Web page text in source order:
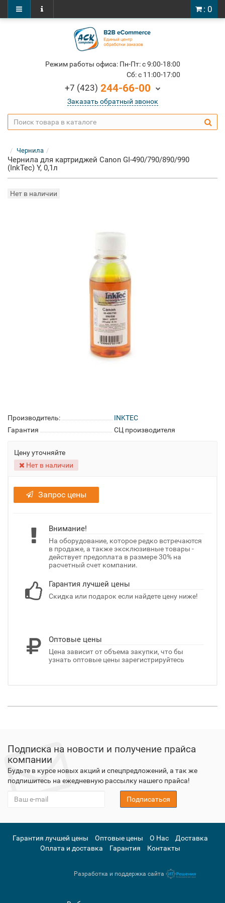
: 0
Режим работы офиса: Пн-Пт: c 9:00-18:00
Cб: c 11:00-17:00
+7 (423) 244-66-00
Заказать обратный звонок
Чернила
Чернила для картриджей Canon GI-490/790/890/990
(InkTec) Y, 0,1л
Нет в наличии
Производитель:
INKTEC
Гарантия
СЦ производителя
Цену уточняйте
Нет в наличии
Запрос цены
Внимание!
На оборудование, которое редко встречаются
в продаже, а также эксклюзивные товары -
действует предоплата в размере 30% на
расчетный счет компании.
Гарантия лучшей цены
Скидка или подарок если найдете цену ниже!
Оптовые цены
Цена зависит от объема закупки, что бы
узнать оптовые цены зарегистрируйтесь
Подписка на новости и получение прайса
компании
Будьте в курсе новых акций и спецпредложений, а так же
подпишитесь на ежедневную рассылку нашего прайса!
Подписаться
Гарантия лучшей цены Оптовые цены О Нас
Доставка
Оплата и доставка
Гарантия Контакты
Разработка и поддержка сайта